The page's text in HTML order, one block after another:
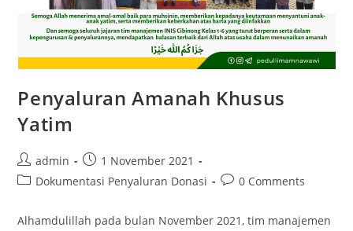
Penyaluran Amanah Khusus
Yatim
admin
1 November 2021
Dokumentasi Penyaluran Donasi
0 Comments
Alhamdulillah pada bulan November 2021, tim manajemen